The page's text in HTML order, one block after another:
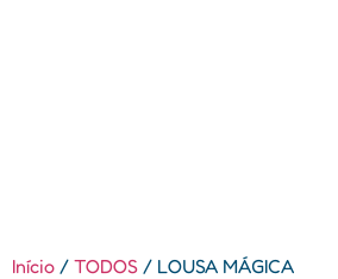
Início / TODOS / LOUSA MÁGICA